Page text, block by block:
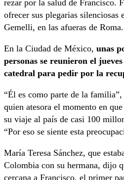
rezar por la salud de Francisco.
ofrecer sus plegarias silenciosas
Gemelli, en las afueras de Roma.
En la Ciudad de México, unas
personas se reunieron el
catedral para pedir por la
“Él es como parte de la
quien atesora el momento en
su viaje al país de casi 100
“Por eso se siente esta
María Teresa Sánchez, que
Colombia con su hermana, dijo
cercana a Francisco, el primer